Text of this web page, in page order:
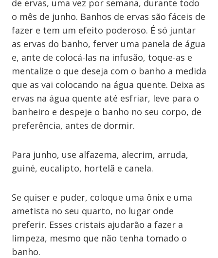
de ervas, uma vez por semana, durante todo
o mês de junho. Banhos de ervas são fáceis de
fazer e tem um efeito poderoso. É só juntar
as ervas do banho, ferver uma panela de água
e, ante de colocá-las na infusão, toque-as e
mentalize o que deseja com o banho a medida
que as vai colocando na água quente. Deixa as
ervas na água quente até esfriar, leve para o
banheiro e despeje o banho no seu corpo, de
preferência, antes de dormir.
Para junho, use alfazema, alecrim, arruda,
guiné, eucalipto, hortelã e canela.
Se quiser e puder, coloque uma ônix e uma
ametista no seu quarto, no lugar onde
preferir. Esses cristais ajudarão a fazer a
limpeza, mesmo que não tenha tomado o
banho.